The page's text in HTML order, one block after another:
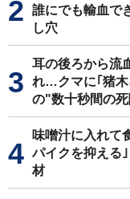
誰にでも輸血で
し穴
耳の後ろから流
れ…クマに｢猪木
の"数十秒間の
味噌汁に入れて
パイクを抑える
材